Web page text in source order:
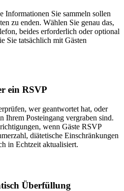
Informationen Sie sammeln sollen
zu enden. Wählen Sie genau das,
beides erforderlich oder optional
Sie tatsächlich mit Gästen
ein RSVP
wer geantwortet hat, oder
Ihrem Posteingang vergraben sind.
wenn Gäste RSVP
diätetische Einschränkungen
in Echtzeit aktualisiert.
Überfüllung